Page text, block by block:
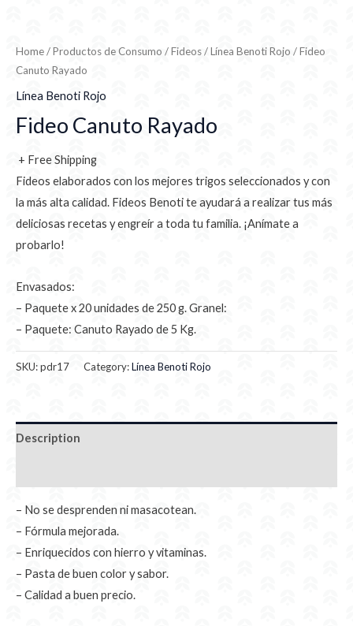
Home/Productos de Consumo /Fideos/Línea Benoti Rojo / Fideo
Canuto Rayado
Línea Benoti Rojo
Fideo Canuto Rayado
+ Free Shipping
Fideos elaborados con los mejores trigos seleccionados y con
la más alta calidad. Fideos Benoti te ayudará a realizar tus más
deliciosas recetas y engreír a toda tu familia. ¡Anímate a
probarlo!
Envasados:
– Paquete x 20 unidades de 250 g. Granel:
– Paquete: Canuto Rayado de 5 Kg.
SKU:pdr17 Category:Línea Benoti Rojo
Description
– No se desprenden ni masacotean.
– Fórmula mejorada.
– Enriquecidos con hierro y vitaminas.
– Pasta de buen color y sabor.
– Calidad a buen precio.